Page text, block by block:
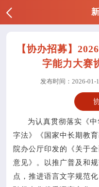
【协办招募】
字能力大赛
发布时间：2026-01-
为认真贯彻落实《
字法》《国家中长期教
院办公厅印发的《关于
意见》。以推广普及和
点，推进语言文字规范